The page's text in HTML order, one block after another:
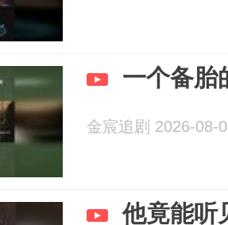
一个备胎
金宸追剧 2026-08-
他竟能听